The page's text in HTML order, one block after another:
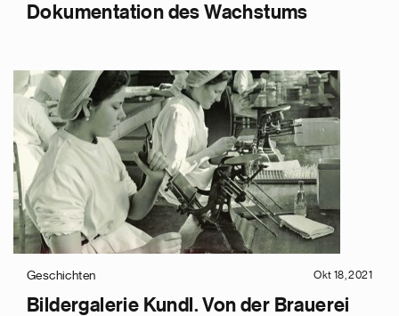
Dokumentation des Wachstums
Geschichten Okt 18, 2021
Bildergalerie Kundl. Von der Brauerei